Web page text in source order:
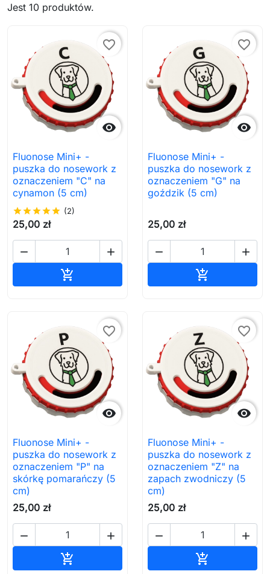
Jest 10 produktów.

favorite_border
Fluonose Mini+ -
puszka do nosework z
oznaczeniem "C" na
cynamon (5 cm)
starstarstarstarstar (2)
25,00 zł
 


favorite_border
Fluonose Mini+ -
puszka do nosework z
oznaczeniem "G" na
goździk (5 cm)
25,00 zł
 


favorite_border
Fluonose Mini+ -
puszka do nosework z
oznaczeniem "P" na
skórkę pomarańczy (5
cm)
25,00 zł
 


favorite_border
Fluonose Mini+ -
puszka do nosework z
oznaczeniem "Z" na
zapach zwodniczy (5
cm)
25,00 zł
 
